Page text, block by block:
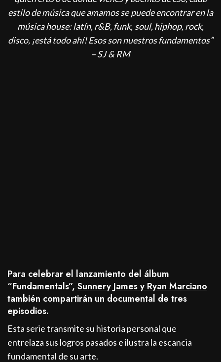
estilo de música que amamos se puede encontrar en la
música house: latín, r&B, funk, soul, hiphop, rock,
disco, ¡está todo ahí! Esos son nuestros fundamentos”
– SJ & RM
Para celebrar el lanzamiento del álbum
“Fundamentals”, Sunnery James y Ryan Marciano
también compartirán un documental de tres
episodios.
Esta serie transmite su historia personal que
entrelaza sus logros pasados e ilustra la escancia
fundamental de su arte.